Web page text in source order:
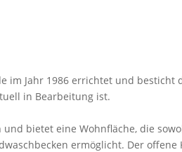
im Jahr 1986 errichtet und
in Bearbeitung ist.
bietet eine Wohnfläche, die
ermöglicht. Der